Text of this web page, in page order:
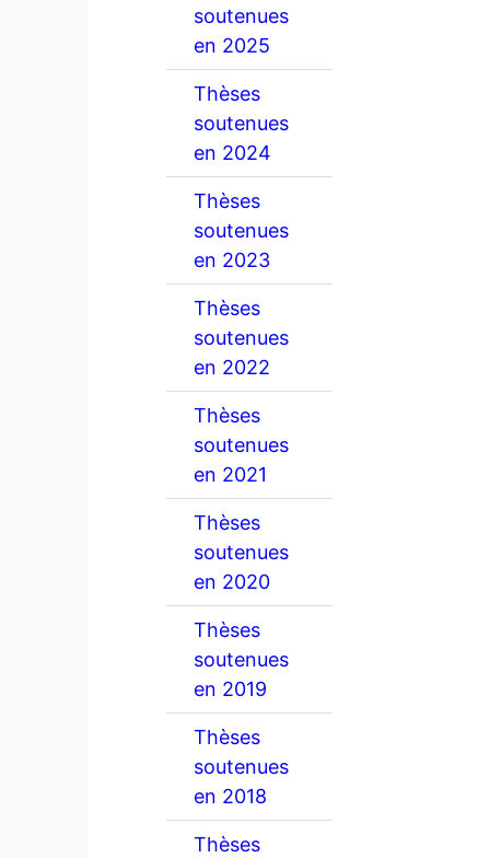
soutenues
en 2025
Thèses
soutenues
en 2024
Thèses
soutenues
en 2023
Thèses
soutenues
en 2022
Thèses
soutenues
en 2021
Thèses
soutenues
en 2020
Thèses
soutenues
en 2019
Thèses
soutenues
en 2018
Thèses